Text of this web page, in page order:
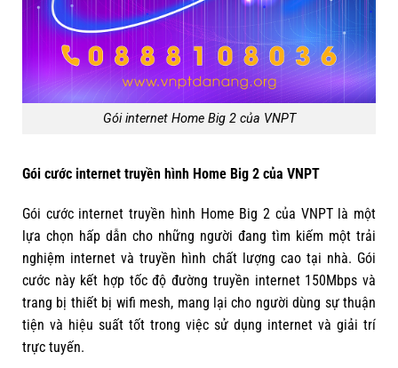
Gói internet Home Big 2 của VNPT
Gói cước internet truyền hình Home Big 2 của VNPT
Gói cước internet truyền hình Home Big 2 của VNPT là một
lựa chọn hấp dẫn cho những người đang tìm kiếm một trải
nghiệm internet và truyền hình chất lượng cao tại nhà. Gói
cước này kết hợp tốc độ đường truyền internet 150Mbps và
trang bị thiết bị wifi mesh, mang lại cho người dùng sự thuận
tiện và hiệu suất tốt trong việc sử dụng internet và giải trí
trực tuyến.